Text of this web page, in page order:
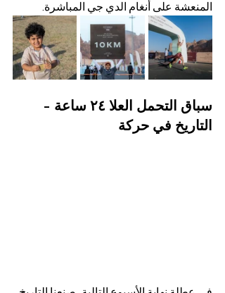
المنعشة على أنغام الدي جي المباشرة.
سباق التحمل العلا ٢٤ ساعة -
التاريخ في حركة